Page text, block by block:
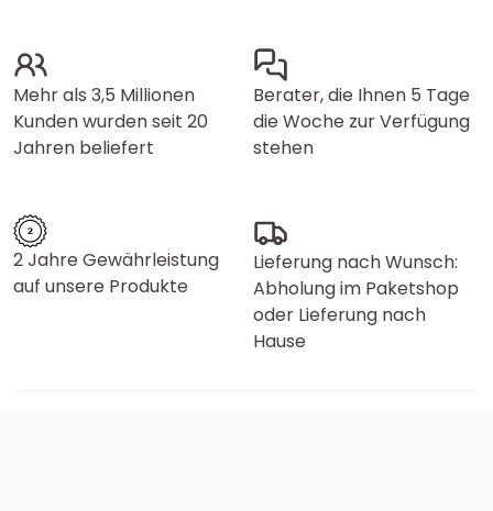
Mehr als 3,5 Millionen
Kunden wurden seit 20
Jahren beliefert
Berater, die Ihnen 5 Tage
die Woche zur Verfügung
stehen
2 Jahre Gewährleistung
auf unsere Produkte
Lieferung nach Wunsch:
Abholung im Paketshop
oder Lieferung nach
Hause